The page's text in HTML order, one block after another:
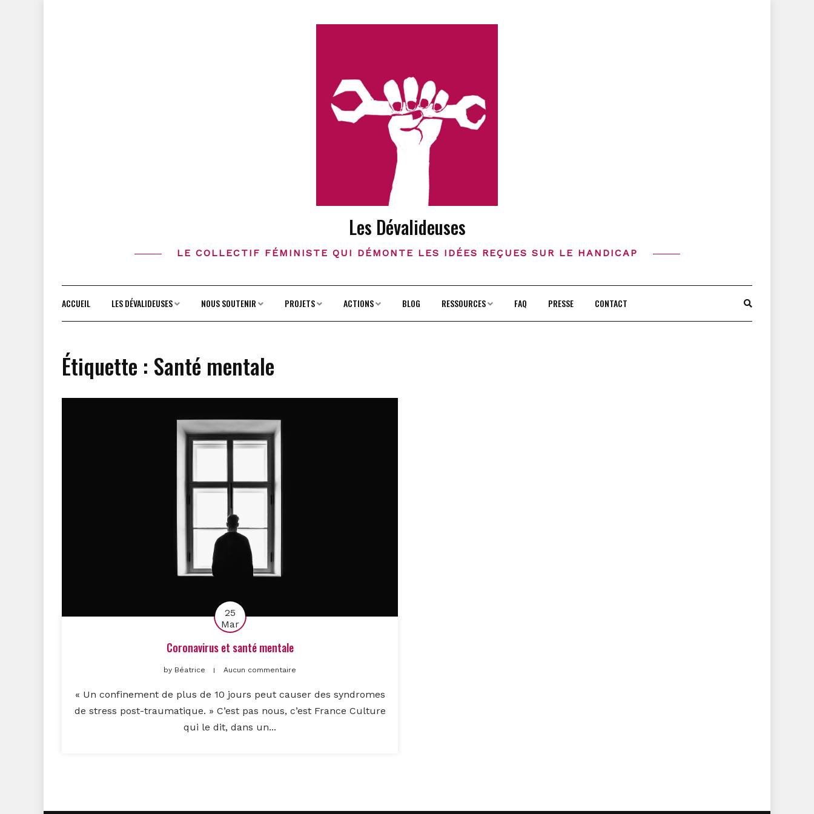
Les Dévalideuses
LE COLLECTIF FÉMINISTE QUI DÉMONTE LES IDÉES REÇUES SUR LE HANDICAP
ACCUEIL LES DÉVALIDEUSES NOUS SOUTENIR PROJETS ACTIONS BLOG RESSOURCES FAQ PRESSE CONTACT
Étiquette : Santé mentale
25
Mar
Coronavirus et santé mentale
by Béatrice Aucun commentaire
« Un confinement de plus de 10 jours peut causer des syndromes
de stress post-traumatique. » C’est pas nous, c’est France Culture
qui le dit, dans un...